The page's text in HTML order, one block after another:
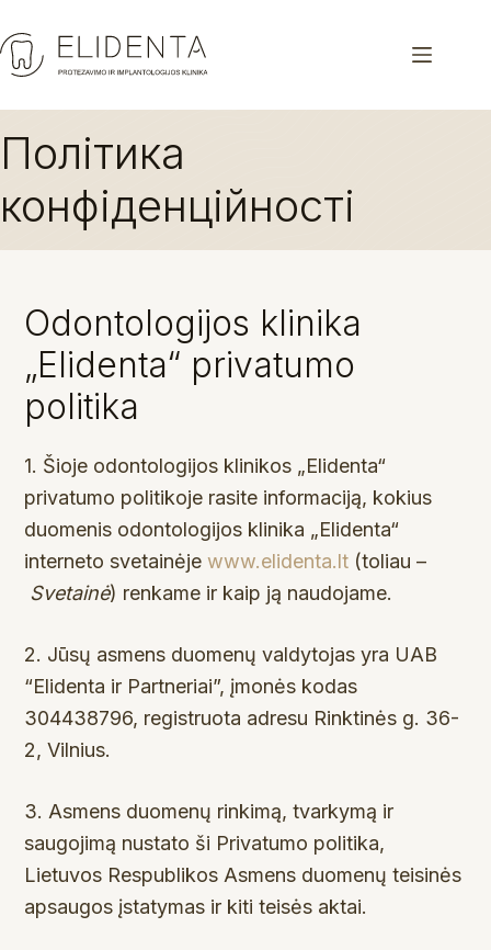
до
вмісту
Політика
конфіденційності
Odontologijos klinika
„Elidenta“ privatumo
politika
1. Šioje odontologijos klinikos „Elidenta“
privatumo politikoje rasite informaciją, kokius
duomenis odontologijos klinika „Elidenta“
interneto svetainėjewww.elidenta.lt (toliau –
Svetainė) renkame ir kaip ją naudojame.
2. Jūsų asmens duomenų valdytojas yra UAB
“Elidenta ir Partneriai”, įmonės kodas
304438796, registruota adresu Rinktinės g. 36-
2, Vilnius.
3. Asmens duomenų rinkimą, tvarkymą ir
saugojimą nustato ši Privatumo politika,
Lietuvos Respublikos Asmens duomenų teisinės
apsaugos įstatymas ir kiti teisės aktai.